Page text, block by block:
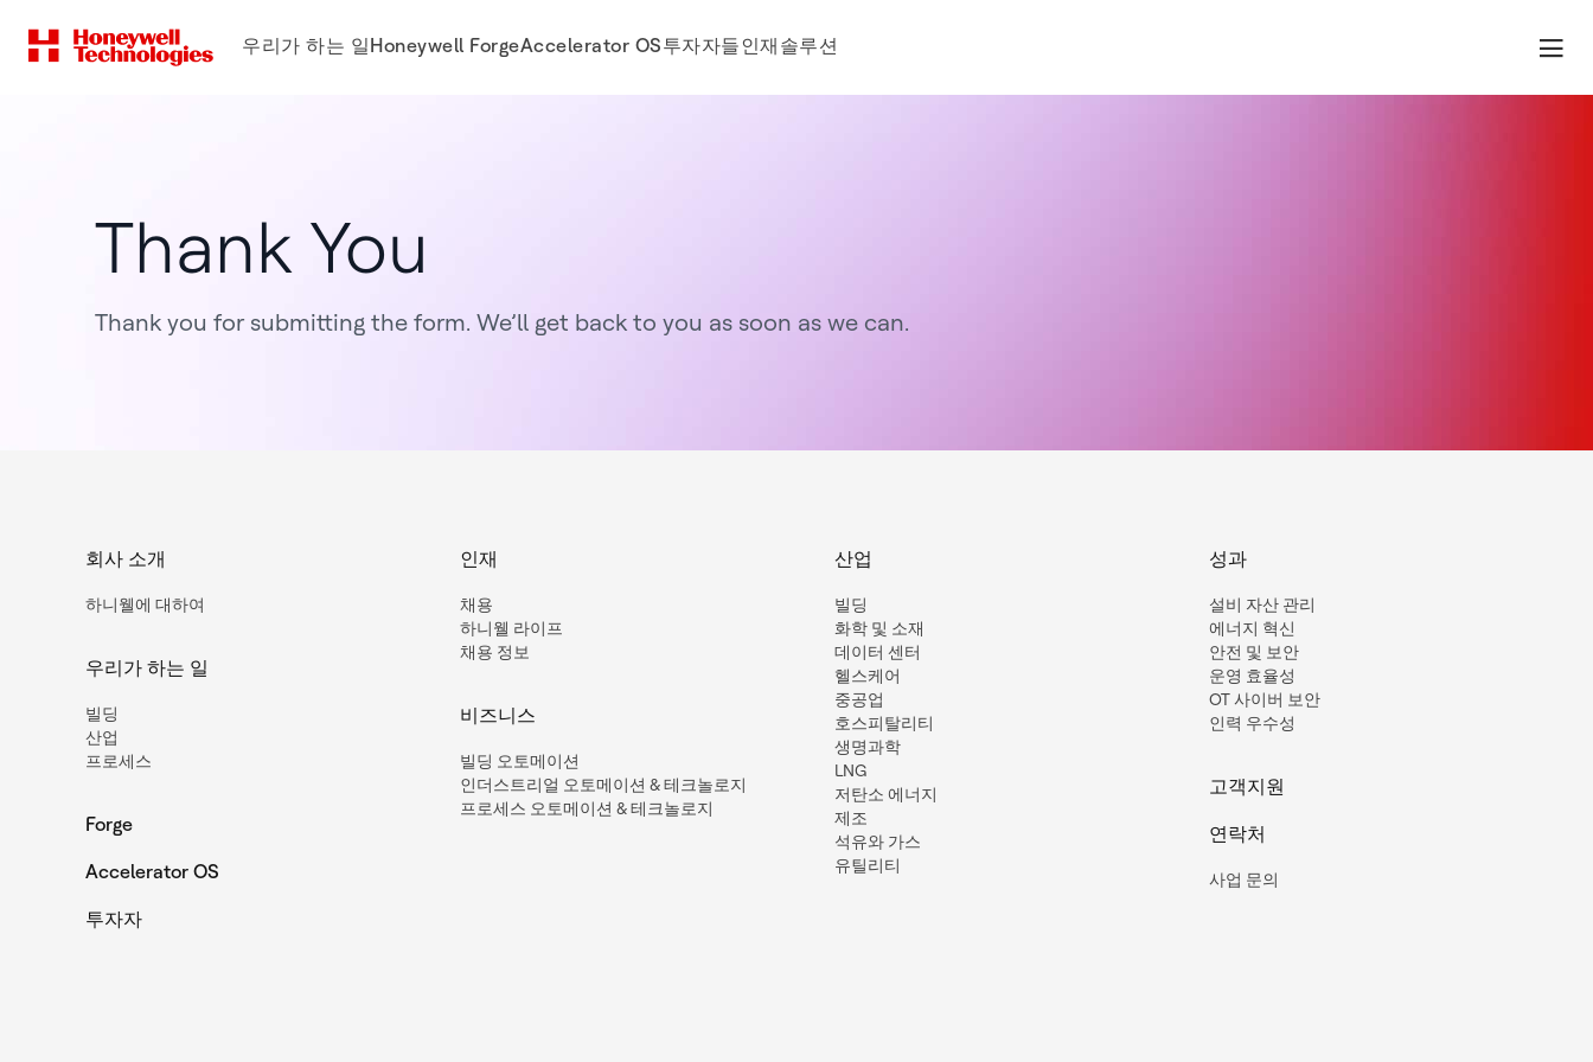
우리가 하는 일Honeywell ForgeAccelerator OS투자자들인재 솔루션
Thank You
Thank you for submitting the form. We’ll get back to you as soon as we can.
회사 소개
하니웰에 대하여
우리가 하는 일
빌딩
산업
프로세스
Forge
Accelerator OS
투자자
인재
채용
하니웰 라이프
채용 정보
비즈니스
빌딩 오토메이션
인더스트리얼 오토메이션 & 테크놀로지
프로세스 오토메이션 & 테크놀로지
산업
빌딩
화학 및 소재
데이터 센터
헬스케어
중공업
호스피탈리티
생명과학
LNG
저탄소 에너지
제조
석유와 가스
유틸리티
성과
설비 자산 관리
에너지 혁신
안전 및 보안
운영 효율성
OT 사이버 보안
인력 우수성
고객지원
연락처
사업 문의